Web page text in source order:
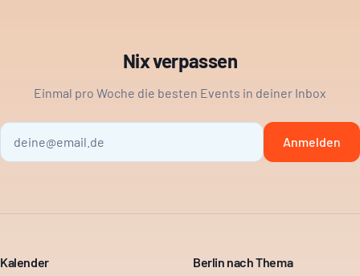
Nix verpassen
Einmal pro Woche die besten Events in deiner Inbox
Anmelden
Kalender Berlin nach Thema